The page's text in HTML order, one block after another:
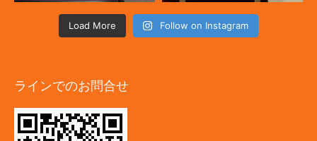
Load More Follow on Instagram
ラインでのお問合せ